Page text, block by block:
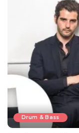
Drum & Bass